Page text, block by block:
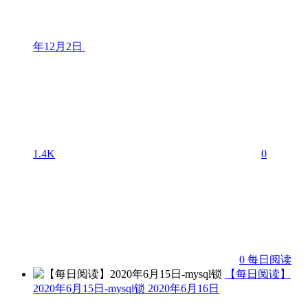
年12月2日
1.4K 0
0 每日阅读
【每日阅读】
2020年6月15日-mysql锁 2020年6月16日